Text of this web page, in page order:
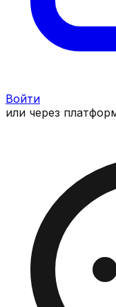
Войти
или через